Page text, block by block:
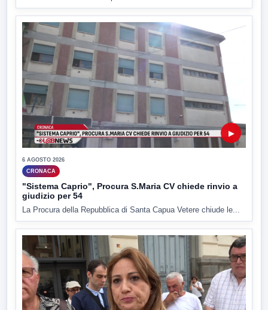
▶
6 AGOSTO 2026
CRONACA
"Sistema Caprio", Procura S.Maria CV chiede rinvio a
giudizio per 54
La Procura della Repubblica di Santa Capua Vetere chiude le...